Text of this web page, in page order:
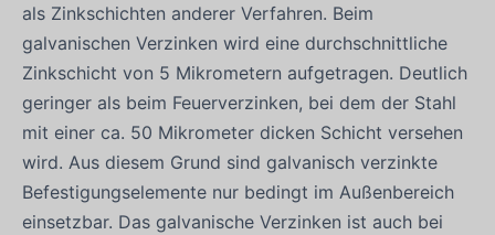
als Zinkschichten anderer Verfahren. Beim
galvanischen Verzinken wird eine durchschnittliche
Zinkschicht von 5 Mikrometern aufgetragen. Deutlich
geringer als beim Feuerverzinken, bei dem der Stahl
mit einer ca. 50 Mikrometer dicken Schicht versehen
wird. Aus diesem Grund sind galvanisch verzinkte
Befestigungselemente nur bedingt im Außenbereich
einsetzbar. Das galvanische Verzinken ist auch bei